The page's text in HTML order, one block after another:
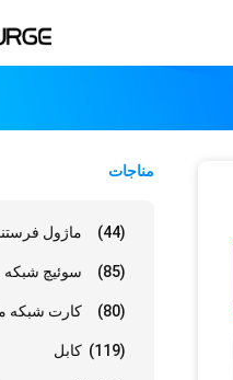
مناجات
ماژول (44)
سوئیچ شبکه (85)
کارت شبکه (80)
کابل (119)